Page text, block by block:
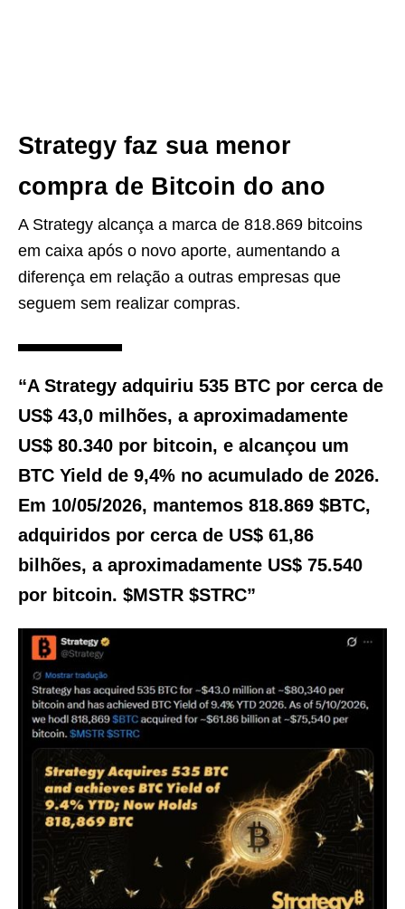
Strategy faz sua menor
compra de Bitcoin do ano
A Strategy alcança a marca de 818.869 bitcoins
em caixa após o novo aporte, aumentando a
diferença em relação a outras empresas que
seguem sem realizar compras.
“A Strategy adquiriu 535 BTC por cerca de
US$ 43,0 milhões, a aproximadamente
US$ 80.340 por bitcoin, e alcançou um
BTC Yield de 9,4% no acumulado de 2026.
Em 10/05/2026, mantemos 818.869 $BTC,
adquiridos por cerca de US$ 61,86
bilhões, a aproximadamente US$ 75.540
por bitcoin. $MSTR $STRC”